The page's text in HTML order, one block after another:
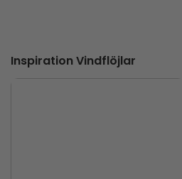
Inspiration Vindflöjlar